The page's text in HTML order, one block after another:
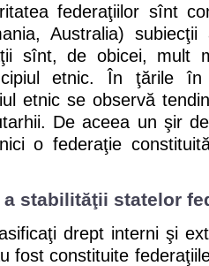
federaţiilor sînt
Australia)
sînt, de obicei, mult
etnic. În ţările
etnic se observă
De aceea un şir
o federaţie
stabilităţii statelor
drept interni şi
fost constituite